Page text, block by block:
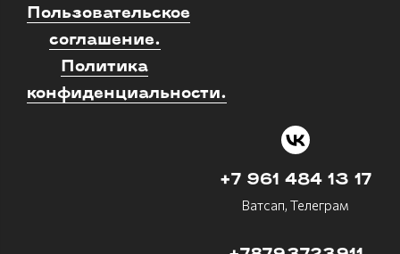
Пользовательское
соглашение.
Политика
конфиденциальности.
+7 961 484 13 17
Ватсап, Телеграм